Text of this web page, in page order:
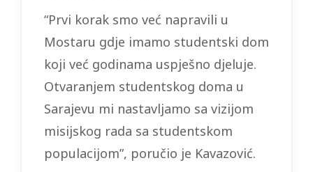
“Prvi korak smo već napravili u
Mostaru gdje imamo studentski dom
koji već godinama uspješno djeluje.
Otvaranjem studentskog doma u
Sarajevu mi nastavljamo sa vizijom
misijskog rada sa studentskom
populacijom”, poručio je Kavazović.